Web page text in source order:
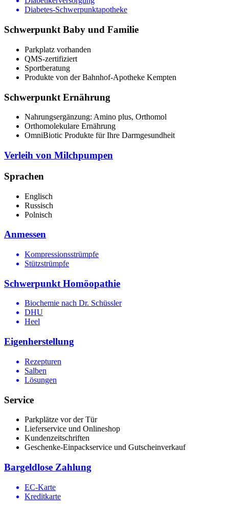
Diabetes-Schwerpunktapotheke
Schwerpunkt Baby und Familie
Parkplatz vorhanden
QMS-zertifiziert
Sportberatung
Produkte von der Bahnhof-Apotheke Kempten
Schwerpunkt Ernährung
Nahrungsergänzung: Amino plus, Orthomol
Orthomolekulare Ernährung
OmniBiotic Produkte für Ihre Darmgesundheit
Verleih von Milchpumpen
Sprachen
Englisch
Russisch
Polnisch
Anmessen
Kompressionsstrümpfe
Stützstrümpfe
Schwerpunkt Homöopathie
Biochemie nach Dr. Schüssler
DHU
Heel
Eigenherstellung
Rezepturen
Salben
Lösungen
Service
Parkplätze vor der Tür
Lieferservice und Onlineshop
Kundenzeitschriften
Geschenke-Einpackservice und Gutscheinverkauf
Bargeldlose Zahlung
EC-Karte
Kreditkarte